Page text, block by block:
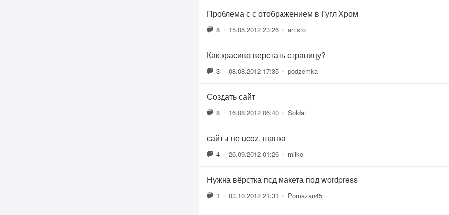
Проблема с с отображением в Гугл Хром
8 • 15.05.2012 23:26 • artisto
Как красиво верстать страницу?
3 • 08.08.2012 17:35 • podzemka
Создать сайт
8 • 16.08.2012 06:40 • Soldat
сайты не ucoz. шапка
4 • 26.09.2012 01:26 • milko
Нужна вёрстка псд макета под wordpress
1 • 03.10.2012 21:31 • Pomazan45